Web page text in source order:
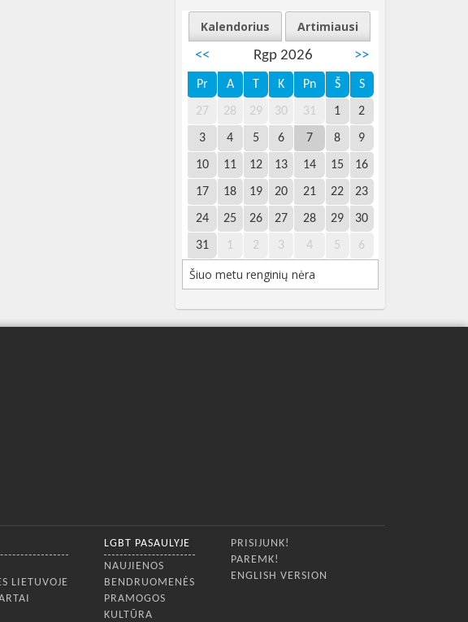
Kalendorius
Artimiausi
<<
Rgp 2026 >>
Pr A T K Pn Š S
27 28 29 30 31 1 2
3 4 5 6 7 8 9
10 11 12 13 14 15 16
17 18 19 20 21 22 23
24 25 26 27 28 29 30
31 1 2 3 4 5 6
Šiuo metu renginių nėra
LIETUVOJE
LGBT PASAULYJE
NAUJIENOS
BENDRUOMENĖS
PRAMOGOS
KULTŪRA
PRISIJUNK!
PAREMK!
ENGLISH VERSION